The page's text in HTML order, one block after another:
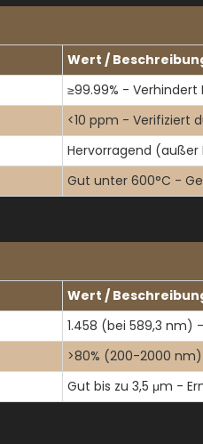
Wert /
≥99.99% -
<10 ppm - Verifiziert
Hervorragend (außer
Gut unter 600°C -
Wert /
1.458 (bei 589,3 nm)
>80% (200-2000
Gut bis zu 3,5 μm -